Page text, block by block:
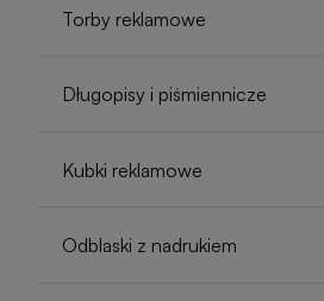
Torby reklamowe
Długopisy i piśmiennicze
Kubki reklamowe
Odblaski z nadrukiem